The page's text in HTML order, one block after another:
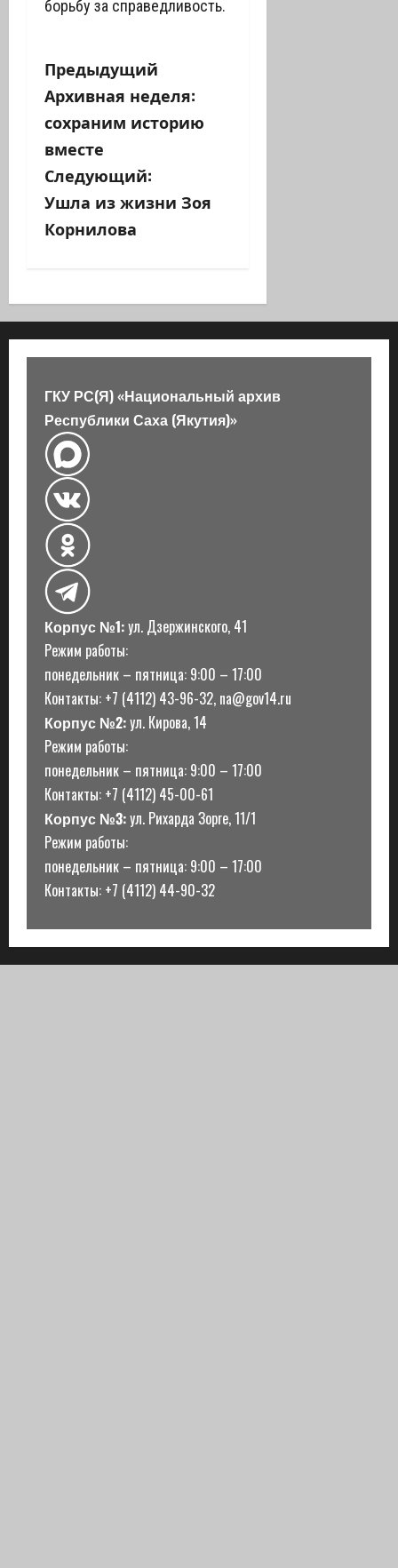
борьбу за справедливость.
Н
а
в
и
г
ц
и
я
з
а
п
и
с
и
Предыдущий
Архивная неделя:
сохраним историю
вместе
Следующий:
Ушла из жизни Зоя
Корнилова
ГКУ РС(Я) «Национальный архив
Республики Саха (Якутия)»
Корпус №1:ул. Дзержинского, 41
Режим работы:
понедельник – пятница: 9:00 – 17:00
Контакты: +7 (4112) 43-96-32, na@gov14.ru
Корпус №2:ул. Кирова, 14
Режим работы:
понедельник – пятница: 9:00 – 17:00
Контакты: +7 (4112) 45-00-61
Корпус №3:ул. Рихарда Зорге, 11/1
Режим работы:
понедельник – пятница: 9:00 – 17:00
Контакты: +7 (4112) 44-90-32